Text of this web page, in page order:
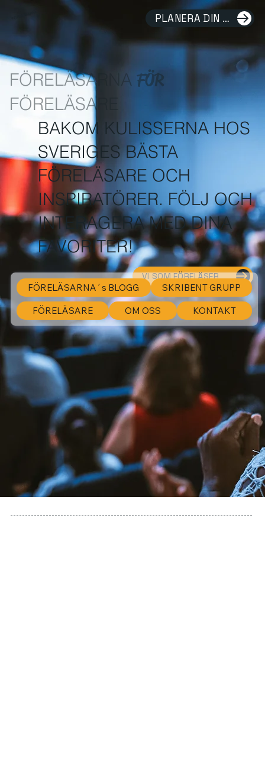
PLANERA DIN FÖRELÄSNING
FÖRELÄSARNAFÖR
FÖRELÄSARE
BAKOM KULISSERNA HOS
SVERIGES BÄSTA
FÖRELÄSARE OCH
INSPIRATÖRER. FÖLJ OCH
INTERAGERA MED DINA
FAVORITER!
VI SOM FÖRELÄSER
FÖRELÄSARNA´s BLOGG SKRIBENT GRUPP
FÖRELÄSARE OM OSS KONTAKT